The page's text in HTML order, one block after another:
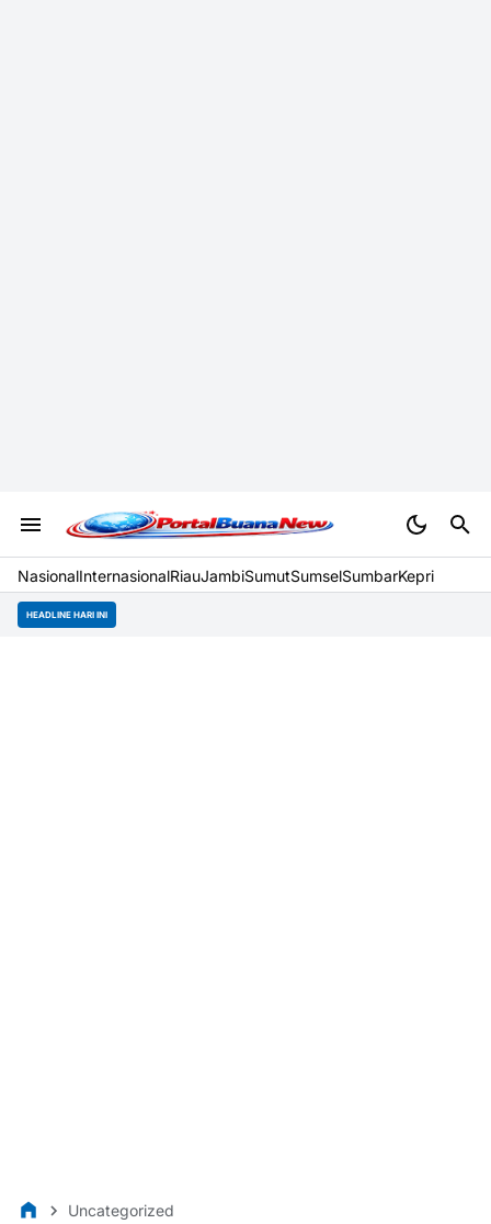
NasionalInternasionalRiauJambiSumutSumselSumbarKepri
HEADLINE HARI INI
Uncategorized